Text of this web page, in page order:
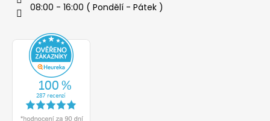
08:00 - 16:00 ( Pondělí - Pátek )